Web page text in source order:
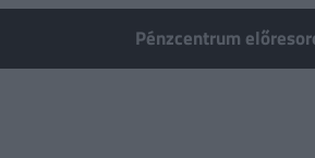
Pénzcentrum